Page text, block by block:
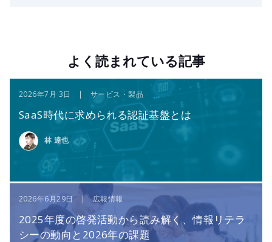
よく読まれている記事
2026年7月 3日 | サービス・製品
SaaS時代に求められる認証基盤とは
林 達也
2026年6月29日 | 広報情報
2025年度の啓発活動から読み解く、情報リテラ
シーの動向と2026年の課題